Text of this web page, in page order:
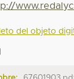
del objeto